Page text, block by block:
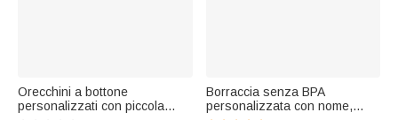
Orecchini a bottone
personalizzati con piccola
Borraccia senza BPA
personalizzata con nome,